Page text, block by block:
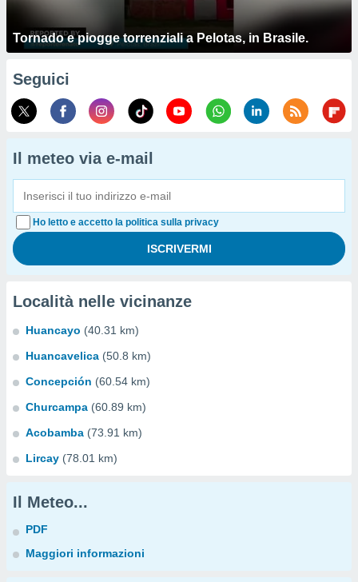
Tornado e piogge torrenziali a Pelotas, in Brasile.
Seguici
Il meteo via e-mail
Ho letto e accetto la politica sulla privacy
Località nelle vicinanze
Huancayo (40.31 km)
Huancavelica (50.8 km)
Concepción (60.54 km)
Churcampa (60.89 km)
Acobamba (73.91 km)
Lircay (78.01 km)
Il Meteo...
PDF
Maggiori informazioni